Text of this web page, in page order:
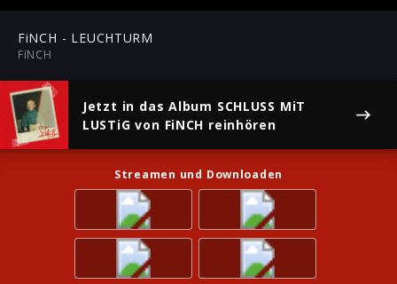
Play Mute
FiNCH - LEUCHTURM
FiNCH
Jetzt in das Album SCHLUSS MiT
LUSTiG von FiNCH reinhören
Streamen und Downloaden